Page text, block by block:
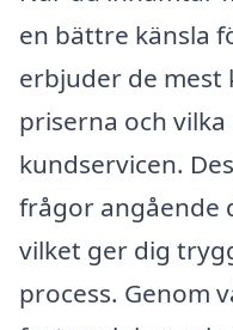
en bättre känsla
erbjuder de
priserna och
kundservicen.
frågor angående
vilket ger dig
process. Genom